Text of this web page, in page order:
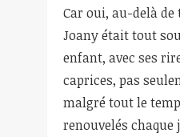
Car oui, au-delà
Joany était tout
enfant, avec ses
caprices, pas
malgré tout le
renouvelés